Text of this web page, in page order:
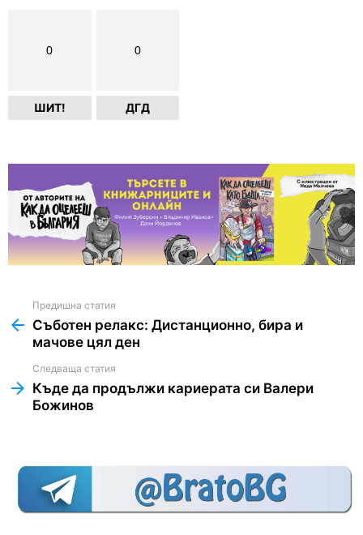
0
ШИТ!
0
ДГД
more
Предишна статия
Съботен релакс: Дистанционно, бира и
мачове цял ден
Следваща статия
Къде да продължи кариерата си Валери
Божинов